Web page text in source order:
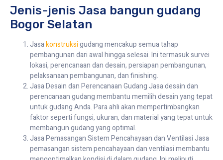
Jenis-jenis Jasa bangun gudang
Bogor Selatan
Jasakonstruksigudang mencakup semua tahap
pembangunan dari awal hingga selesai. Ini termasuk survei
lokasi, perencanaan dan desain, persiapan pembangunan,
pelaksanaan pembangunan, dan finishing.
Jasa Desain dan Perencanaan Gudang Jasa desain dan
perencanaan gudang membantu memilih desain yang tepat
untuk gudang Anda. Para ahli akan mempertimbangkan
faktor seperti fungsi, ukuran, dan material yang tepat untuk
membangun gudang yang optimal.
Jasa Pemasangan Sistem Pencahayaan dan Ventilasi Jasa
pemasangan sistem pencahayaan dan ventilasi membantu